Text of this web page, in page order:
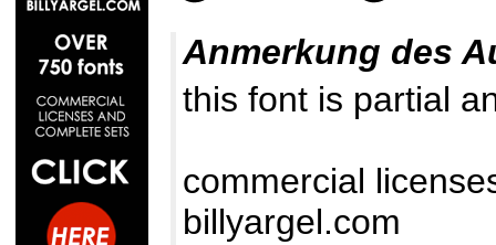
Anmerkung des
this font is partial
commercial
billyargel.com